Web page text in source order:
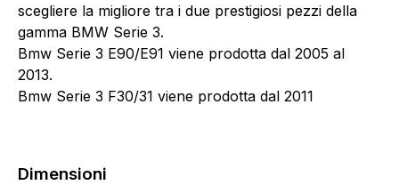
scegliere la migliore tra i due prestigiosi pezzi della
gamma BMW Serie 3.
Bmw Serie 3 E90/E91 viene prodotta dal 2005 al
2013.
Bmw Serie 3 F30/31 viene prodotta dal 2011
Dimensioni